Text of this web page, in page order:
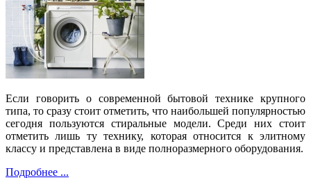
Если говорить о современной бытовой технике крупного
типа, то сразу стоит отметить, что наибольшей популярностью
сегодня пользуются стиральные модели. Среди них стоит
отметить лишь ту технику, которая относится к элитному
классу и представлена в виде полноразмерного оборудования.
Подробнее ...